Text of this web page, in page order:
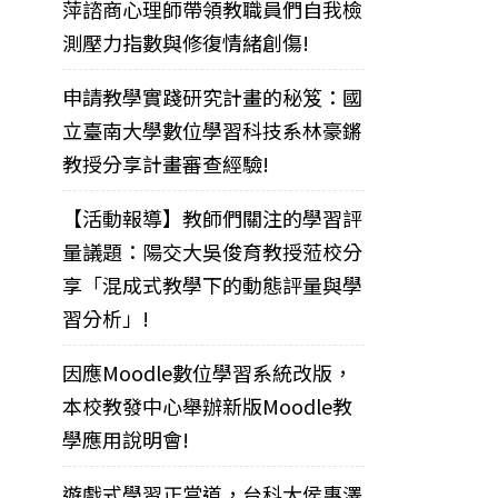
萍諮商心理師帶領教職員們自我檢
測壓力指數與修復情緒創傷!
申請教學實踐研究計畫的秘笈：國
立臺南大學數位學習科技系林豪鏘
教授分享計畫審查經驗!
【活動報導】教師們關注的學習評
量議題：陽交大吳俊育教授蒞校分
享「混成式教學下的動態評量與學
習分析」!
因應Moodle數位學習系統改版，
本校教發中心舉辦新版Moodle教
學應用說明會!